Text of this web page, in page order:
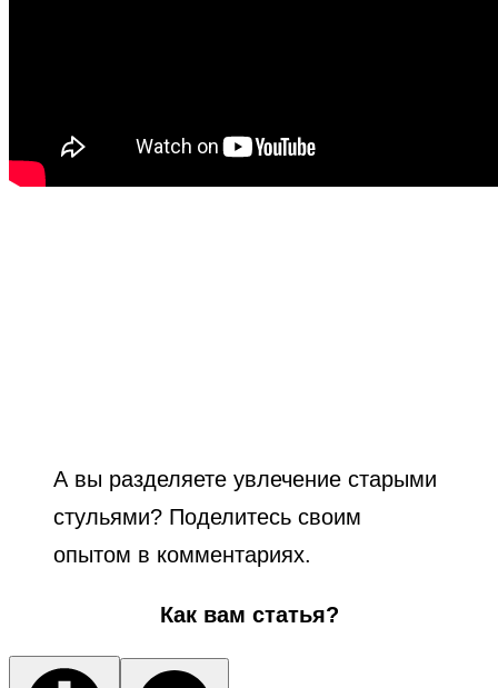
А вы разделяете увлечение старыми
стульями? Поделитесь своим
опытом в комментариях.
Как вам статья?